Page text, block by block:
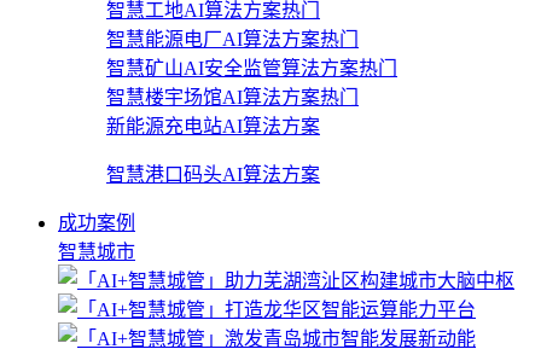
智慧工地AI算法方案热门
智慧能源电厂AI算法方案热门
智慧矿山AI安全监管算法方案热门
智慧楼宇场馆AI算法方案热门
新能源充电站AI算法方案
智慧港口码头AI算法方案
成功案例
智慧城市